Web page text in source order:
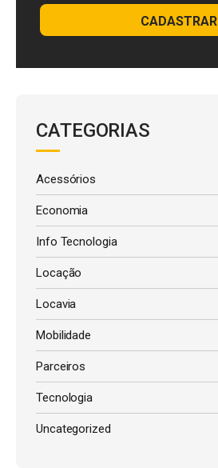
CADASTRAR
CATEGORIAS
Acessórios
Economia
Info Tecnologia
Locação
Locavia
Mobilidade
Parceiros
Tecnologia
Uncategorized